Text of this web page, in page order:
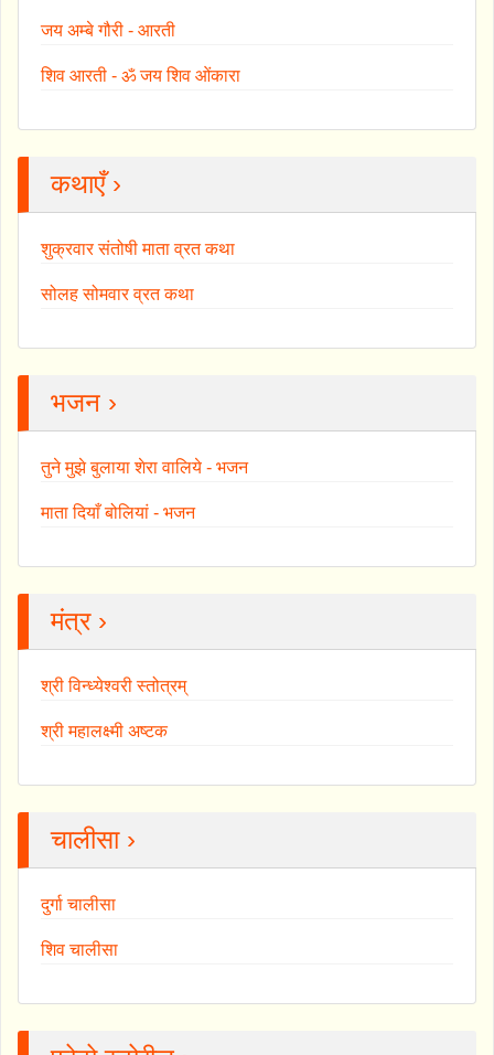
जय अम्बे गौरी - आरती
शिव आरती - ॐ जय शिव ओंकारा
कथाएँ ›
शुक्रवार संतोषी माता व्रत कथा
सोलह सोमवार व्रत कथा
भजन ›
तुने मुझे बुलाया शेरा वालिये - भजन
माता दियाँ बोलियां - भजन
मंत्र ›
श्री विन्ध्येश्वरी स्तोत्रम्
श्री महालक्ष्मी अष्टक
चालीसा ›
दुर्गा चालीसा
शिव चालीसा